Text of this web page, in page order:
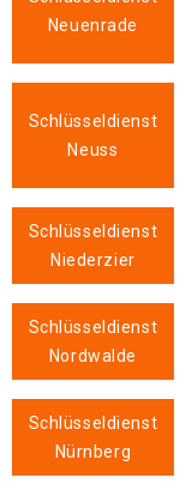
Neuenrade
Schlüsseldienst
Neuss
Schlüsseldienst
Niederzier
Schlüsseldienst
Nordwalde
Schlüsseldienst
Nürnberg